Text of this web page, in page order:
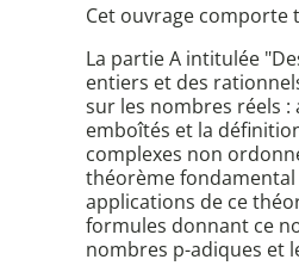
Cet ouvrage comporte
La partie A intitulée
entiers et des
sur les nombres réels :
emboîtés et la
complexes non
théorème fondamental
applications de ce
formules donnant ce
nombres p-adiques et